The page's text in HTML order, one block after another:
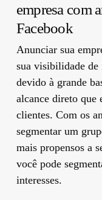
empresa com
Facebook
Anunciar sua
sua visibilidade
devido à grande
alcance direto que
clientes. Com os
segmentar um
mais propensos a
você pode
interesses.